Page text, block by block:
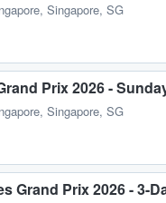
Singapore, SG
Prix 2026 -
Singapore, SG
Grand Prix 2026 - 3-